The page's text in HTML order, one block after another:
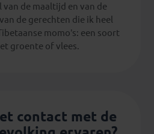
de maaltijd en van de
de gerechten die ik heel
momo’s: een soort
groente of vlees.
contact met de